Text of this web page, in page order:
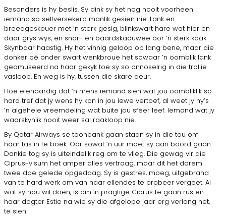
Besonders is hy beslis. Sy dink sy het nog nooit voorheen
iemand so selfversekerd manlik gesien nie. Lank en
breedgeskouer met ’n sterk gesig, blink­swart hare wat hier en
daar grys wys, en snor- en baardskaduwee oor ’n sterk kaak.
Skynbaar haastig. Hy het vinnig geloop op lang bene, maar die
donker oë onder swart wenkbroue het sowaar ’n oomblik lank
geamuseerd na haar gekyk toe sy so onnoselrig in die trollie
vasloop. En weg is hy, tussen die skare deur.
Hoe eienaardig dat ’n mens iemand sien wat jou oombliklik so
hard tref dat jy wens hy kon in jou lewe vertoef, al weet jy hy’s
’n algehele vreemdeling wat buite jou sfeer leef. Iemand wat jy
waarskynlik nooit weer sal raakloop nie.
By Qatar Airways se toonbank gaan staan sy in die tou om
haar tas in te boek. Oor sowat ’n uur moet sy aan boord gaan.
Dankie tog sy is uiteindelik reg om te vlieg. Die gewag vir die
Ciprus-visum het amper alles vertraag, maar dit het darem
twee dae gelede opgedaag. Sy is gestres, moeg, uitgebrand
van te hard werk om van haar ellendes te probeer vergeet. Al
wat sy nou wil doen, is om in pragtige Ciprus te gaan rus en
haar dogter Estie na wie sy die afgelope jaar erg verlang het,
te sien.